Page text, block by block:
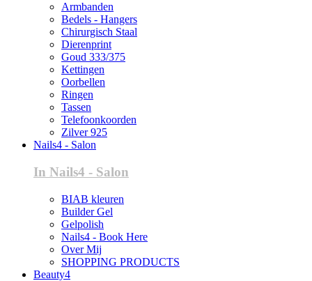
Armbanden
Bedels - Hangers
Chirurgisch Staal
Dierenprint
Goud 333/375
Kettingen
Oorbellen
Ringen
Tassen
Telefoonkoorden
Zilver 925
Nails4 - Salon
In Nails4 - Salon
BIAB kleuren
Builder Gel
Gelpolish
Nails4 - Book Here
Over Mij
SHOPPING PRODUCTS
Beauty4